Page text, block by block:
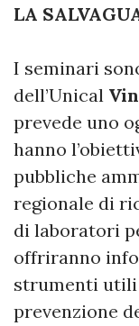
LA
I seminari
dell’Unical
prevede uno
hanno
pubbliche
regionale di
di laboratori
offriranno
strumenti utili
prevenzione